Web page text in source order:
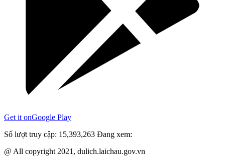
Get it onGoogle Play
Số lượt truy cập: 15,393,263 Đang xem:
@ All copyright 2021, dulich.laichau.gov.vn